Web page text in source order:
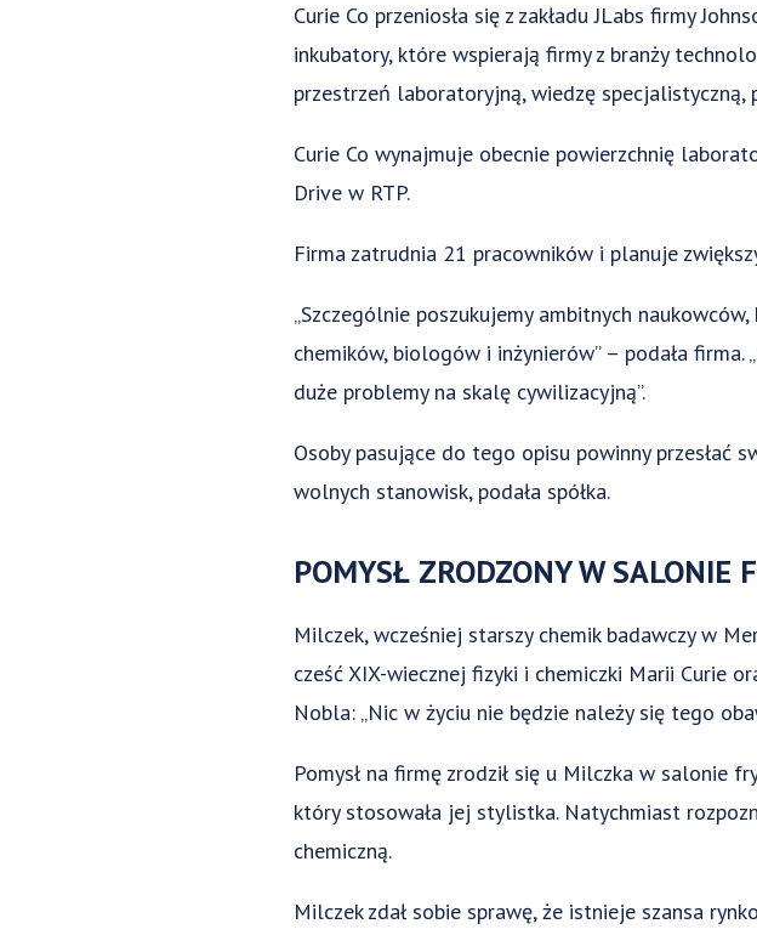
Curie Co przeniosła się z zakładu JLabs firmy
inkubatory, które wspierają firmy z branży
przestrzeń laboratoryjną, wiedzę specjalistyczną,
Curie Co wynajmuje obecnie powierzchnię
Drive w RTP.
Firma zatrudnia 21 pracowników i planuje
„Szczególnie poszukujemy ambitnych
chemików, biologów i inżynierów” – podała firma.
duże problemy na skalę cywilizacyjną”.
Osoby pasujące do tego opisu powinny przesłać
wolnych stanowisk, podała spółka.
POMYSŁ ZRODZONY W SALONIE
Milczek, wcześniej starszy chemik badawczy w
cześć XIX-wiecznej fizyki i chemiczki Marii Curie
Nobla: „Nic w życiu nie będzie należy się tego
Pomysł na firmę zrodził się u Milczka w salonie
który stosowała jej stylistka. Natychmiast
chemiczną.
Milczek zdał sobie sprawę, że istnieje szansa